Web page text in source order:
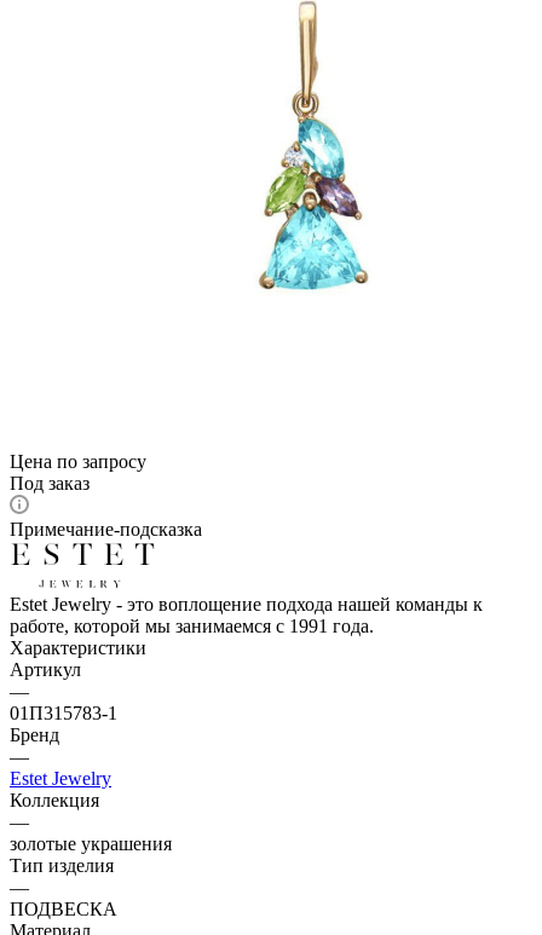
Цена по запросу
Под заказ
Примечание-подсказка
Estet Jewelry - это воплощение подхода нашей команды к
работе, которой мы занимаемся с 1991 года.
Характеристики
Артикул
—
01П315783-1
Бренд
—
Estet Jewelry
Коллекция
—
золотые украшения
Тип изделия
—
ПОДВЕСКА
Материал